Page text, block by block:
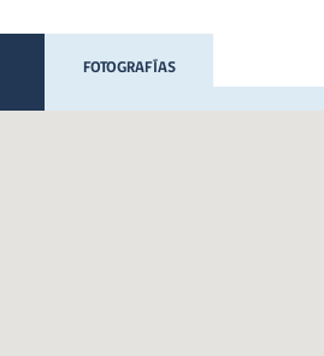
FOTOGRAFÍAS